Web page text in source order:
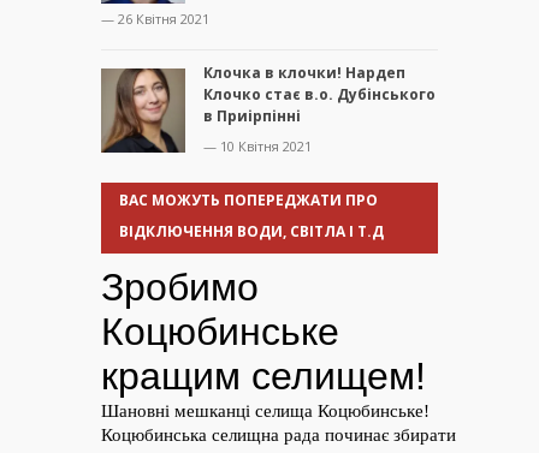
— 26 Квітня 2021
Клочка в клочки! Нардеп
Клочко стає в.о. Дубінського
в Приірпінні
— 10 Квітня 2021
ВАС МОЖУТЬ ПОПЕРЕДЖАТИ ПРО
ВІДКЛЮЧЕННЯ ВОДИ, СВІТЛА І Т.Д